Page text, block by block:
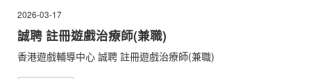
2026-03-17
誠聘 註冊遊戲治療師(兼職)
香港遊戲輔導中心 誠聘 註冊遊戲治療師(兼職)